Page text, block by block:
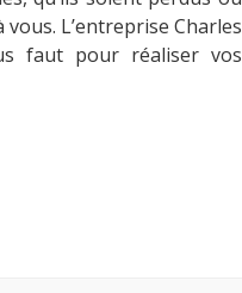
L’entreprise Charles
faut pour réaliser vos